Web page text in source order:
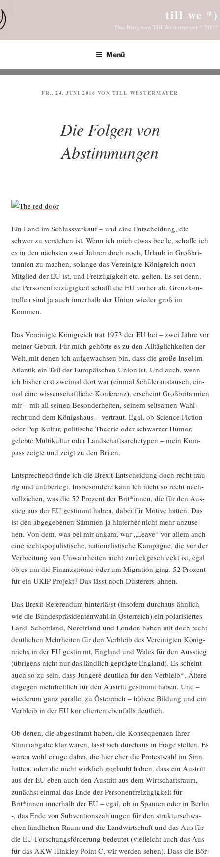
Inhalt
springen
till we *)
Das Blog von Till Westermayer * 2002
Menü
VERÖFFENTLICHT
FR., 24. JUNI 2016 VON TILL WESTERMAYER
Die Folgen von
Abstimmungen
Ein Land im Schluss­ver­kauf – und eine Ent­schei­dung, die
schwer zu ver­ste­hen ist. Wenn ich mich etwas beei­le, schaf­fe ich
es in den nächs­ten zwei Jah­ren doch noch, Urlaub in Groß­bri­
tan­ni­en zu machen, solan­ge das Ver­ei­nig­te König­reich noch
Mit­glied der EU ist, und Frei­zü­gig­keit etc. gel­ten. Es sei denn,
die Per­so­nen­frei­zü­gig­keit schafft die EU vor­her ab. Grenz­kon­
trol­len sind ja auch inner­halb der Uni­on wie­der groß im
Kommen.
Das Ver­ei­nig­te König­reich trat 1973 der EU bei – zwei Jah­re vor
mei­ner Geburt. Für mich gehör­te es zu den All­täg­lich­kei­ten der
Welt, mit denen ich auf­ge­wach­sen bin, dass die gro­ße Insel im
Atlan­tik ein Teil der Euro­päi­schen Uni­on ist. Und auch, wenn
ich bis­her erst zwei­mal dort war (ein­mal Schü­ler­aus­tausch, ein­
mal eine wis­sen­schaft­li­che Kon­fe­renz), erscheint Groß­bri­tan­ni­en
mir – mit all sei­nen Beson­der­hei­ten, sei­nem selt­sa­men Wahl­
recht und dem Königs­haus – ver­traut. Egal, ob Sci­ence Fic­tion
oder Pop Kul­tur, poli­ti­sche Theo­rie oder schwar­zer Humor,
geleb­te Mul­ti­kul­tur oder Land­schafts­ar­che­ty­pen – mein Kom­
pass zeig­te und zeigt zu den Briten.
Ent­spre­chend fin­de ich die Brexit-Ent­schei­dung doch recht trau­
rig und unüber­legt. Ins­be­son­de­re kann ich nicht so recht nach­
voll­zie­hen, was die 52 Pro­zent der Brit*innen, die für den Aus­
stieg aus der EU gestimmt haben, dabei für Moti­ve hat­ten. Das
ist den abge­ge­be­nen Stim­men ja hin­ter­her nicht mehr anzu­se­
hen. Von dem, was bei mir ankam, war „Lea­ve“ vor allem auch
eine rechts­po­pu­lis­ti­sche, natio­na­lis­ti­sche Kam­pa­gne, die vor der
Ver­brei­tung von Unwahr­hei­ten nicht zurück­ge­schreckt ist, egal
ob es um die Finanz­strö­me oder um Migra­ti­on ging. 52 Pro­zent
für ein UKIP-Pro­jekt? Das lässt noch Düs­te­rers ahnen.
Das Brexit-Refe­ren­dum hin­ter­lässt (inso­fern durch­aus ähn­lich
wie die Bun­des­prä­si­den­ten­wahl in Öster­reich) ein pola­ri­sier­tes
Land. Schott­land, Nord­ir­land und Lon­don haben mit doch recht
deut­li­chen Mehr­hei­ten für den Ver­bleib des Ver­ei­nig­ten König­
reichs in der EU gestimmt, Eng­land und Wales für den Aus­stieg
(übri­gens nicht nur das länd­lich gepräg­te Eng­land). Es scheint
auch so zu sein, dass Jün­ge­re deut­lich für den Ver­bleib*, Älte­re
dage­gen mehr­heit­lich für den Aus­tritt gestimmt haben. Und –
wie­der­um ganz par­al­lel zu Öster­reich – höhe­re Bil­dung und ein
Ver­bleib in der EU kor­re­lier­ten eben­falls deutlich.
Ob denen, die abge­stimmt haben, die Kon­se­quen­zen ihrer
Stimm­ab­ga­be klar waren, lässt sich durch­aus in Fra­ge stel­len. Es
waren wohl eini­ge dabei, die hier eher die Pro­test­wahl im Sinn
hat­ten, oder die nicht wirk­lich geglaubt haben, dass ein Aus­tritt
aus der EU eben auch den Aus­tritt aus dem Wirt­schafts­raum,
zunächst ein­mal das Ende der Per­so­nen­frei­zü­gig­keit für
Brit*innen inner­halb der EU – egal, ob in Spa­ni­en oder in Ber­lin
-, das Ende von Sub­ven­ti­ons­zah­lun­gen für den struk­tur­schwa­
chen länd­li­chen Raum und die Land­wirt­schaft und das Aus für
die EU-For­schungs­för­de­rung bedeu­tet (viel­leicht auch das Aus
für das AKW Hin­k­ley Point C, wir wer­den sehen). Dass die Bör­